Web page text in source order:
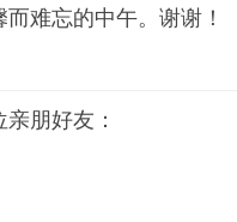
难忘的中午。谢谢！
朋好友：